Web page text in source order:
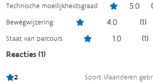
Technische moeilijkheidsgraad 5.0 (
Bewegwijzering 4.0 (1)
Staat van parcours 1.0 (1)
Reacties (1)
2 Sport Vlaanderen